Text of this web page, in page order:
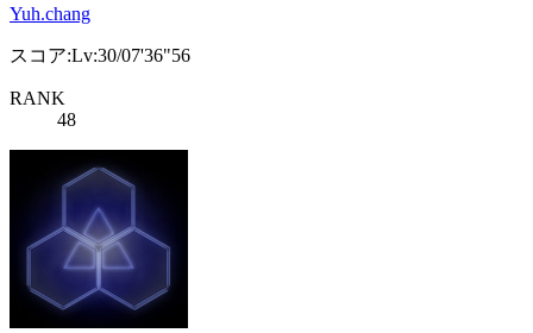
Yuh.chang
スコア:Lv:30/07'36"56
RANK
48